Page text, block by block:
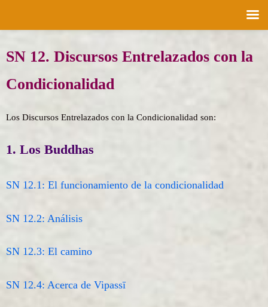
SN 12. Discursos Entrelazados con la
Condicionalidad
Los Discursos Entrelazados con la Condicionalidad son:
1. Los Buddhas
SN 12.1: El funcionamiento de la condicionalidad
SN 12.2: Análisis
SN 12.3: El camino
SN 12.4: Acerca de Vipassī